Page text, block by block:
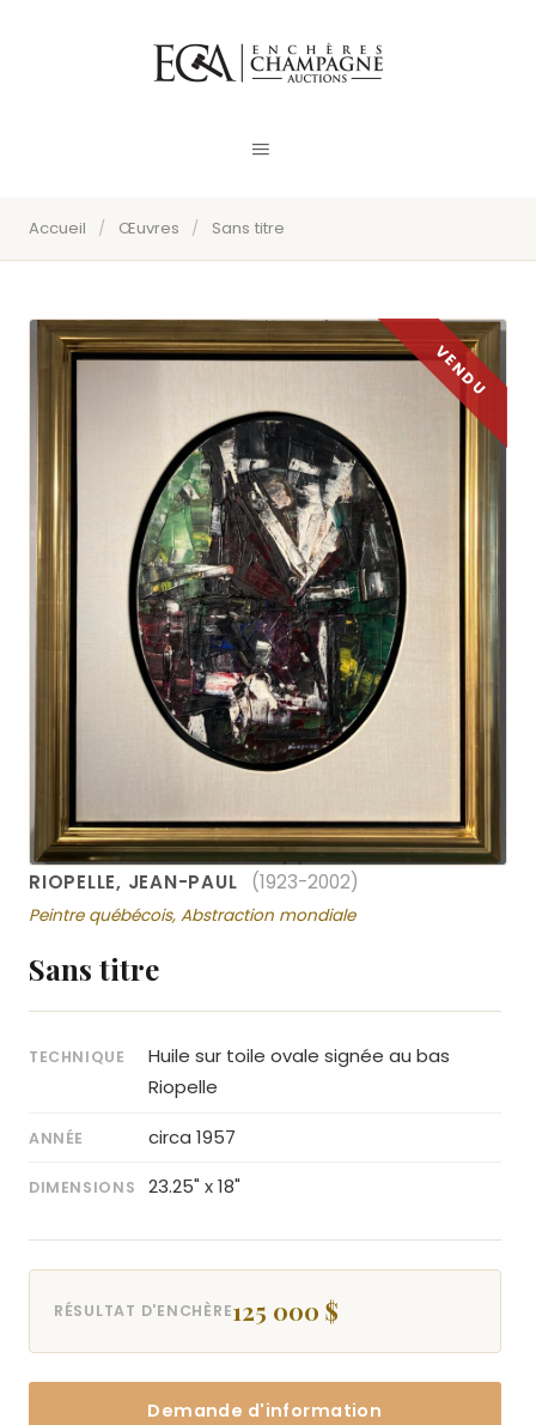
Accueil / Œuvres / Sans titre
RIOPELLE, JEAN-PAUL (1923-2002)
Peintre québécois, Abstraction mondiale
Sans titre
TECHNIQUE
Huile sur toile ovale signée au bas
Riopelle
ANNÉE circa 1957
DIMENSIONS 23.25" x 18"
RÉSULTAT D'ENCHÈRE125 000 $
Demande d'information